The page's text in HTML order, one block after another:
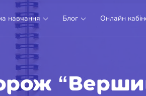
навчання Блог Онлайн